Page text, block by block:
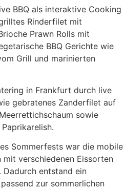
BBQ als interaktive Cooking
Rinderfilet mit
Prawn Rolls mit
BBQ Gerichte wie
Grill und marinierten
in Frankfurt durch live
gebratenes Zanderfilet auf
sowie
Sommerfests war die mobile
mit verschiedenen Eissorten
Dadurch entstand ein
zur sommerlichen